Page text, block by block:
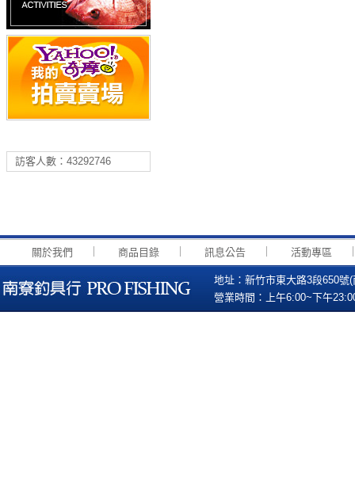
訪客人數：43292746
關於我們 商品目錄 訊息公告 活動專區
地址：新竹市東大路3段650
營業時間：上午6:00~下午